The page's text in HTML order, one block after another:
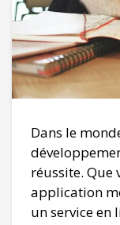
Dans le
réussite. Que
application
un service en